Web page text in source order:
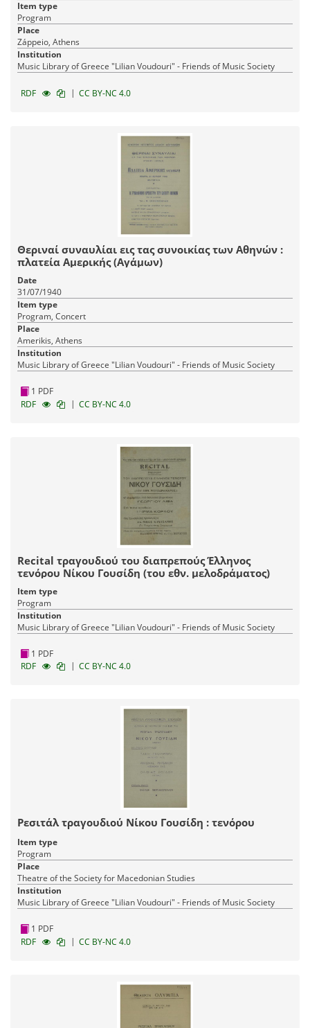
Item type
Program
Place
Záppeio, Athens
Institution
Music Library of Greece "Lilian Voudouri" - Friends of Music Society
RDF | CC BY-NC 4.0
Θεριναί συναυλίαι εις τας συνοικίας των Αθηνών :
πλατεία Αμερικής (Αγάμων)
Date
31/07/1940
Item type
Program, Concert
Place
Amerikis, Athens
Institution
Music Library of Greece "Lilian Voudouri" - Friends of Music Society
1 PDF
RDF
| CC BY-NC 4.0
Recital τραγουδιού του διαπρεπούς Έλληνος
τενόρου Νίκου Γουσίδη (του εθν. μελοδράματος)
Item type
Program
Institution
Music Library of Greece "Lilian Voudouri" - Friends of Music Society
1 PDF
RDF
| CC BY-NC 4.0
Ρεσιτάλ τραγουδιού Νίκου Γουσίδη : τενόρου
Item type
Program
Place
Theatre of the Society for Macedonian Studies
Institution
Music Library of Greece "Lilian Voudouri" - Friends of Music Society
1 PDF
RDF
| CC BY-NC 4.0